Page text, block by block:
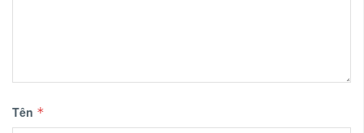
Tên *